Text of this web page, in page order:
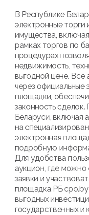
В Республике
электронные
имущества,
рамках торгов по
процедурах
недвижимость,
выгодной цене. Все
через официальные
площадки,
законность
Беларуси, включая
на
электронная
подробную
Для удобства
аукцион, где можно
заявки и
площадка РБ
выгодных
государственных и